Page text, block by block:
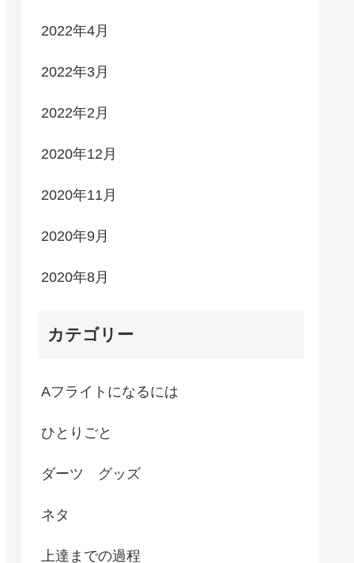
2022年4月
2022年3月
2022年2月
2020年12月
2020年11月
2020年9月
2020年8月
カテゴリー
Aフライトになるには
ひとりごと
ダーツ グッズ
ネタ
上達までの過程